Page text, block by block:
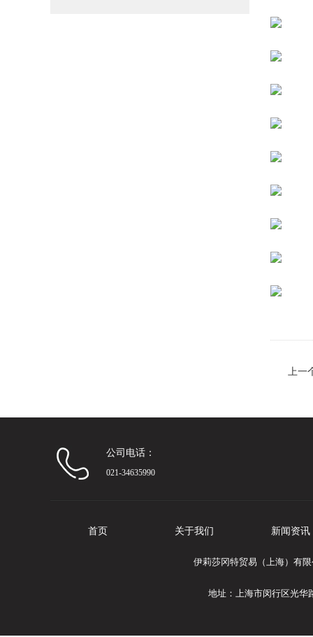
上一
公司电话：
021-34635990
首页 关于我们 新闻资讯
伊莉莎冈特贸易（上海）有
地址：上海市闵行区光